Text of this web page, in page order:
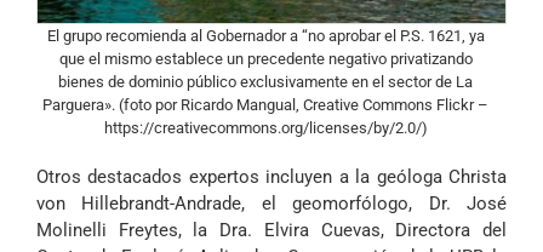
El grupo recomienda al Gobernador a “no aprobar el P.S. 1621, ya
que el mismo establece un precedente negativo privatizando
bienes de dominio público exclusivamente en el sector de La
Parguera». (foto por Ricardo Mangual, Creative Commons Flickr –
https://creativecommons.org/licenses/by/2.0/)
Otros destacados expertos incluyen a la geóloga Christa
von Hillebrandt-Andrade, el geomorfólogo, Dr. José
Molinelli Freytes, la Dra. Elvira Cuevas, Directora del